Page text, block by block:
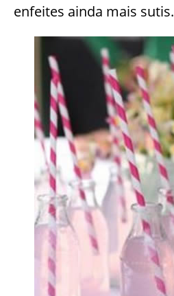
enfeites ainda mais sutis.